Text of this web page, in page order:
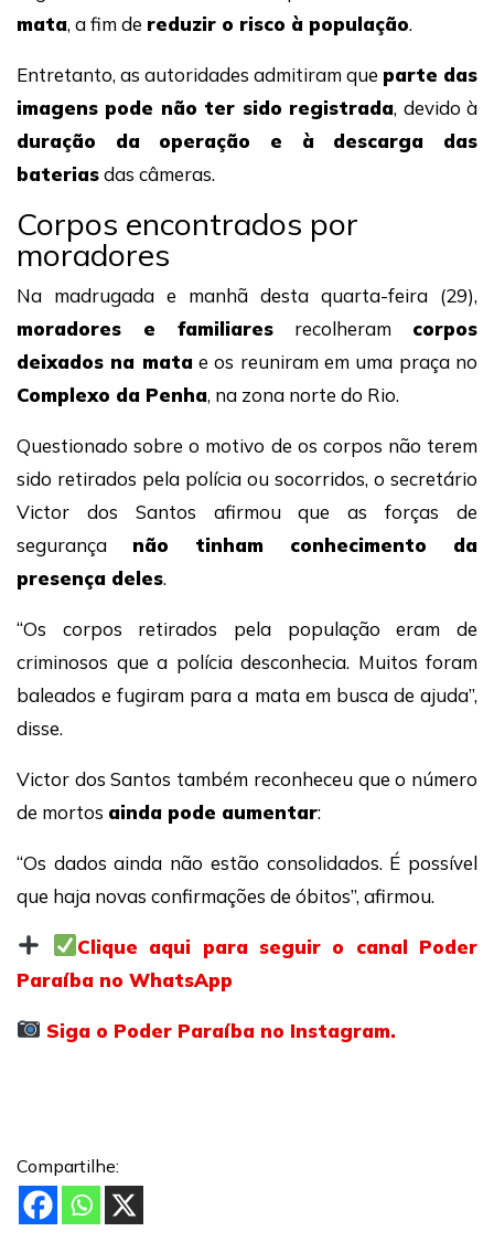
mata, a fim de reduzir o risco à população.
Entretanto, as autoridades admitiram que parte das
imagens pode não ter sido registrada, devido à
duração da operação e à descarga das
bateriasdas câmeras.
Corpos encontrados por
moradores
Na madrugada e manhã desta quarta-feira (29),
moradores e familiares recolheram corpos
deixados na matae os reuniram em uma praça no
Complexo da Penha, na zona norte do Rio.
Questionado sobre o motivo de os corpos não terem
sido retirados pela polícia ou socorridos, o secretário
Victor dos Santos afirmou que as forças de
segurança não tinham conhecimento da
presença deles.
“Os corpos retirados pela população eram de
criminosos que a polícia desconhecia. Muitos foram
baleados e fugiram para a mata em busca de ajuda”,
disse.
Victor dos Santos também reconheceu que o número
de mortos ainda pode aumentar:
“Os dados ainda não estão consolidados. É possível
que haja novas confirmações de óbitos”, afirmou.
Clique aqui para seguir o canal Poder
Paraíba no WhatsApp
Siga o Poder Paraíba no Instagram.
Compartilhe: